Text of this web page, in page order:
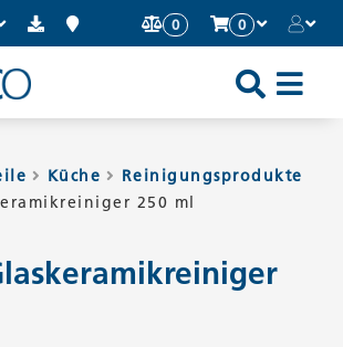
0 0
Küche
Reinigungsprodukte
250 ml